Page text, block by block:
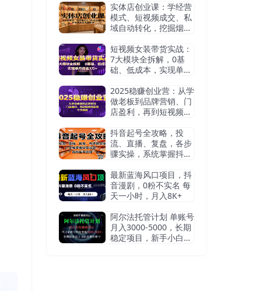
实体店创业课：学经营
模式、短视频成交、私
域自动转化，挖掘烟酒
短视频女装带货实战：
7大模块全拆解，0基
础、低成本，实现单月
2025稳赚创业营：从学
做老板到品牌营销、门
店盈利，再到短视频获
抖音起号全攻略，投
流、直播、复盘，各步
骤实操，系统掌握抖音
最新蓝海风口项目，抖
音漫剧，0粉不实名 每
天一小时，月入8K+
阿尔法托管计划 单账号
月入3000-5000，长期
稳定项目，新手小白轻